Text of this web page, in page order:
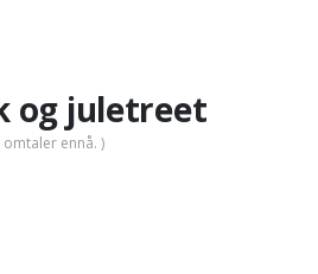
og juletreet
ennå. )